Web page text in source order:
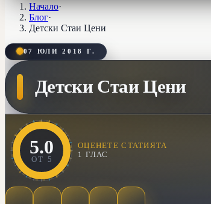
Начало·
Блог·
Детски Стаи Цени
07 ЮЛИ 2018 Г.
Детски Стаи Цени
5.0
ОТ 5
ОЦЕНЕТЕ СТАТИЯТА
1 ГЛАС